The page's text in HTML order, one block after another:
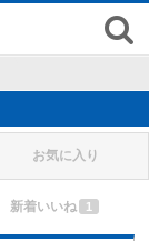
お気に入り
新着いいね 1